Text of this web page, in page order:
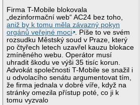
Firma T-Mobile blokovala
„dezinformační web“ AC24 bez toho,
aniž by k tomu měla závazný pokyn
orgánů veřejné moci . Píše to ve svém
rozsudku Městský soud v Praze, který
po čtyřech letech uzavřel kauzu blokace
zmíněného webu. Operátor musí
uhradit škodu ve výši 35 tisíc korun.
Advokát společnosti T-Mobile se snažil i
u odvolacího senátu argumentovat tím,
že firma jednala v dobré víře, když na
stránky omezila přístup poté, co ji k
tomu vyzvalo